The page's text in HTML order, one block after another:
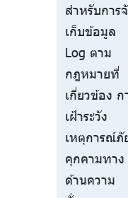
สำหรับการ
เก็บข้อมูล
Log ตาม
กฎหมายที่
เกี่ยวข้อง ก
เฝ้าระวัง
เหตุการณ์ภั
คุกคามทาง
ด้านความ